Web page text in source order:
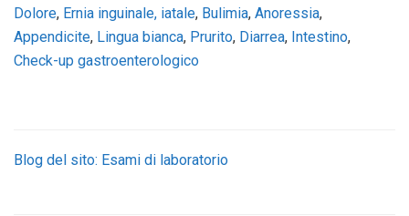
Dolore, Ernia inguinale, iatale, Bulimia, Anoressia,
Appendicite, Lingua bianca, Prurito, Diarrea, Intestino,
Check-up gastroenterologico
Blog del sito: Esami di laboratorio